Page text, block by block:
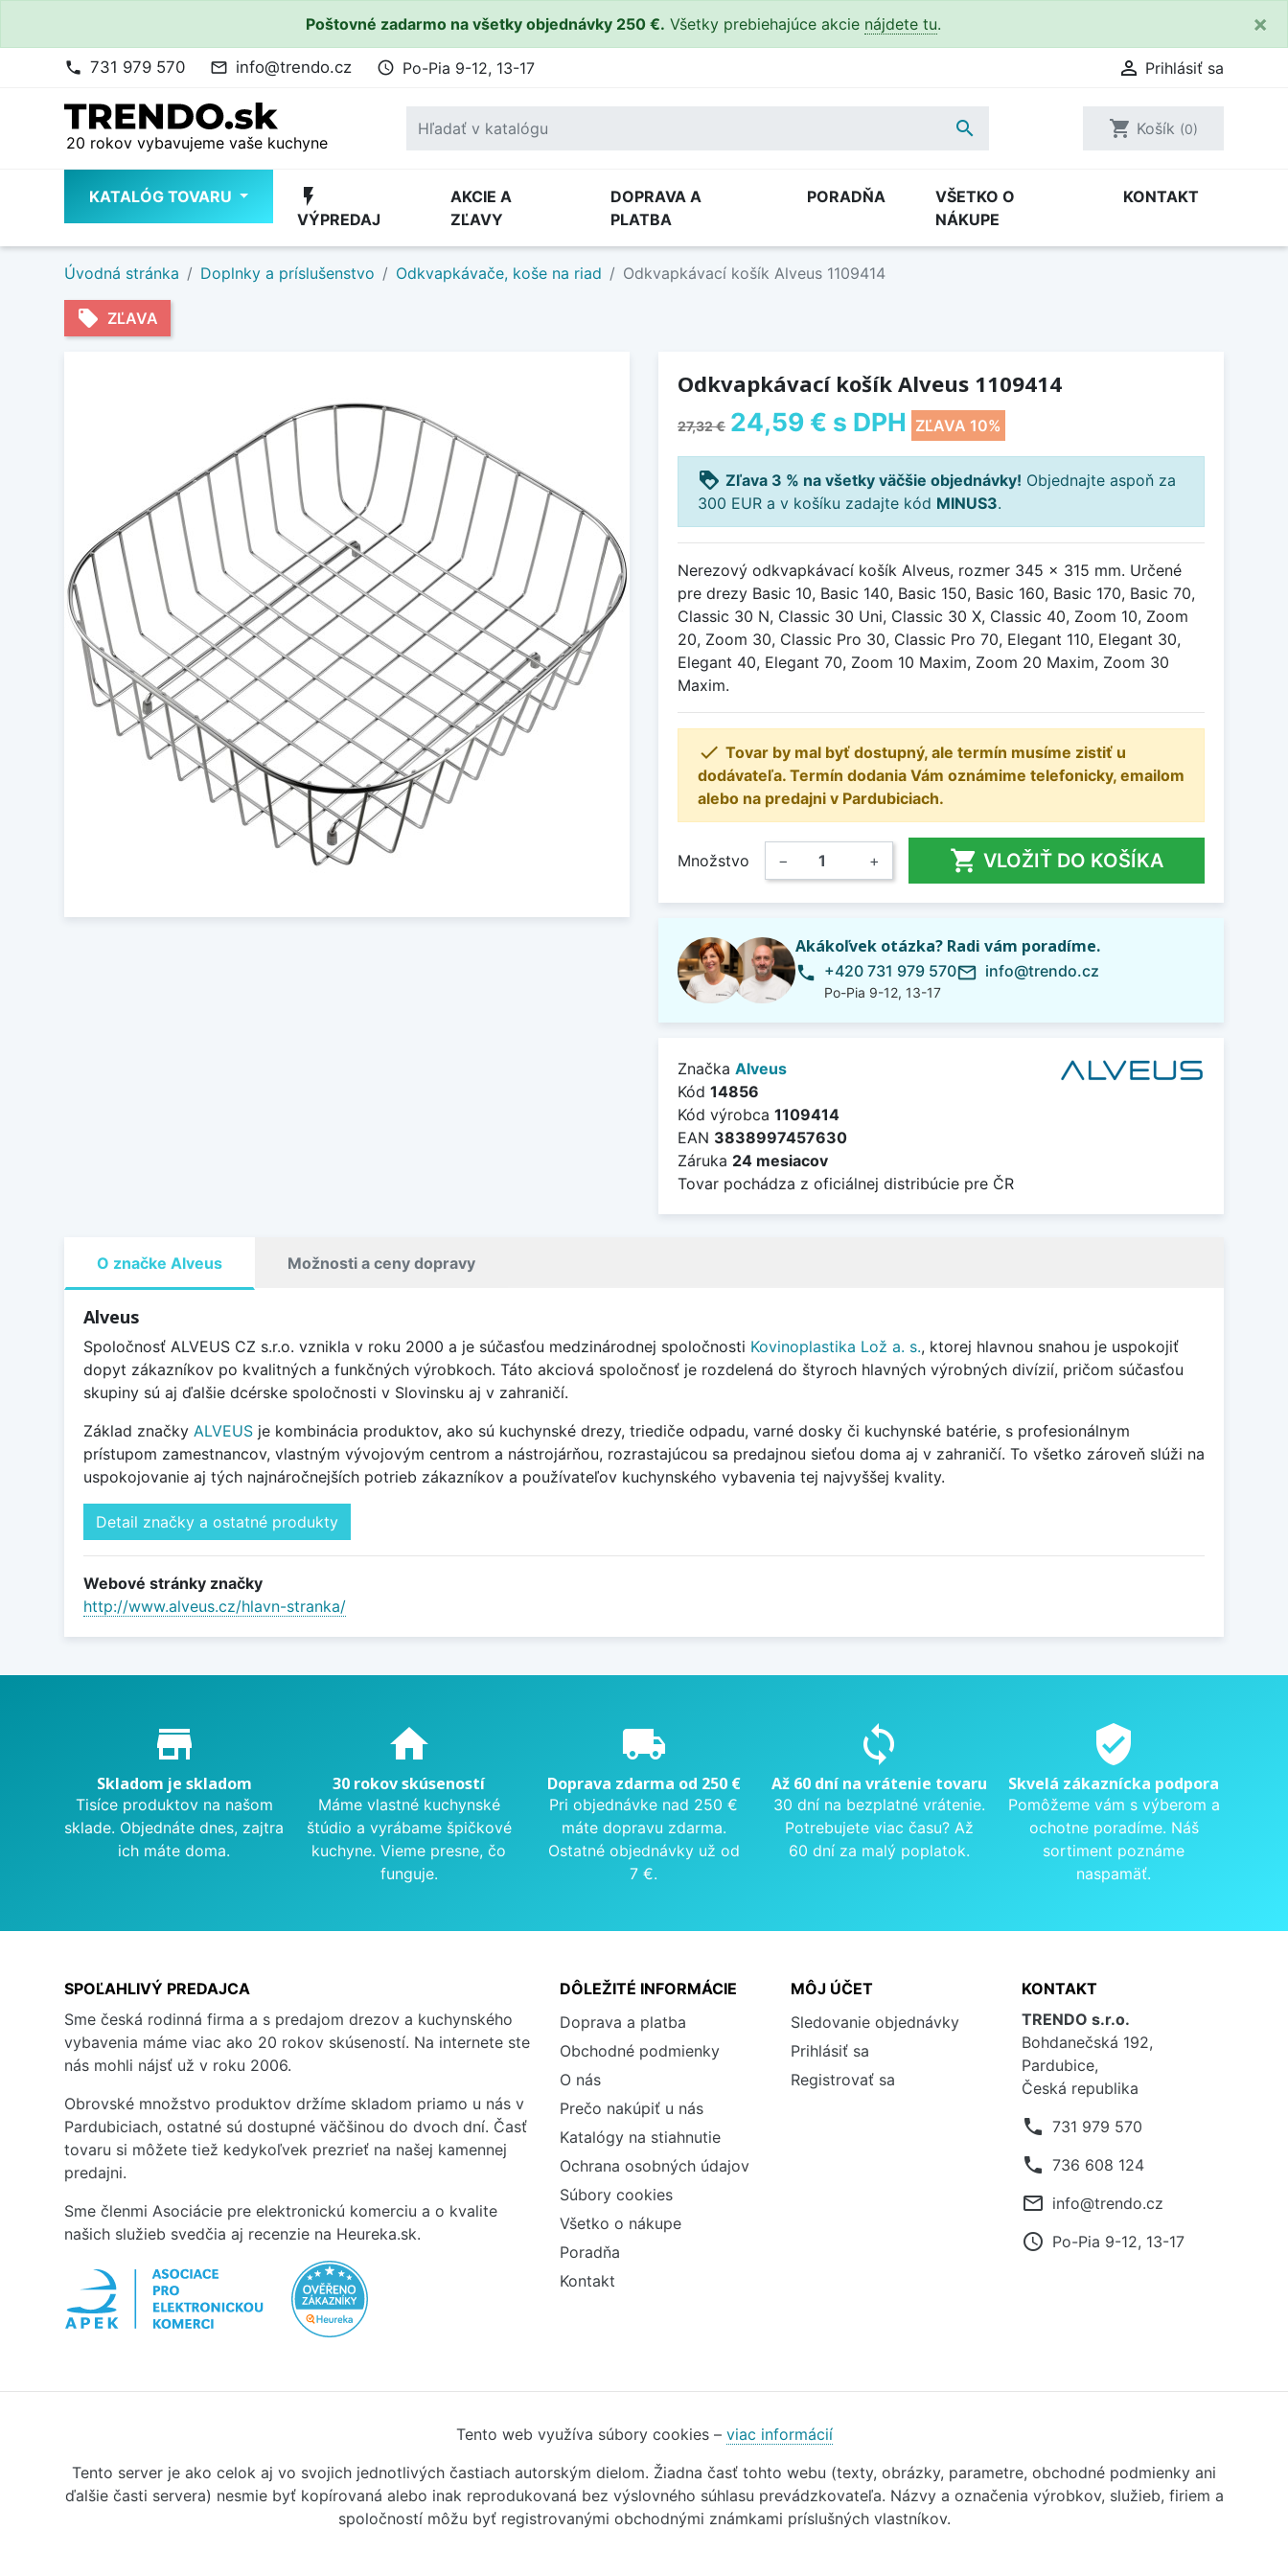
Poštovné zadarmo na všetky objednávky 250 €. Všetky prebiehajúce akcie nájdete tu. ×
phone 731 979 570 mail_outline info@trendo.cz access_time Po-Pia 9-12, 13-17  Prihlásiť sa
20 rokov vybavujeme vaše kuchyne
 shopping_cart Košík (0)
KATALÓG TOVARU flash_on
VÝPREDAJ
AKCIE A
ZĽAVY
DOPRAVA A
PLATBA
PORADŇA
VŠETKO O
NÁKUPE
KONTAKT
Úvodná stránka Doplnky a príslušenstvo Odkvapkávače, koše na riad Odkvapkávací košík Alveus 1109414
local_offer ZĽAVA
Odkvapkávací košík Alveus 1109414
27,32 € 24,59 € s DPH ZĽAVA 10%
loyalty Zľava 3 % na všetky väčšie objednávky! Objednajte aspoň za
300 EUR a v košíku zadajte kód MINUS3.
Nerezový odkvapkávací košík Alveus, rozmer 345 x 315 mm. Určené
pre drezy Basic 10, Basic 140, Basic 150, Basic 160, Basic 170, Basic 70,
Classic 30 N, Classic 30 Uni, Classic 30 X, Classic 40, Zoom 10, Zoom
20, Zoom 30, Classic Pro 30, Classic Pro 70, Elegant 110, Elegant 30,
Elegant 40, Elegant 70, Zoom 10 Maxim, Zoom 20 Maxim, Zoom 30
Maxim.
 Tovar by mal byť dostupný, ale termín musíme zistiť u
dodávateľa. Termín dodania Vám oznámime telefonicky, emailom
alebo na predajni v Pardubiciach.
Množstvo − +  VLOŽIŤ DO KOŠÍKA
Akákoľvek otázka? Radi vám poradíme.
phone +420 731 979 570
Po-Pia 9-12, 13-17
mail_outline info@trendo.cz
Značka Alveus
Kód 14856
Kód výrobca 1109414
EAN 3838997457630
Záruka 24 mesiacov
Tovar pochádza z oficiálnej distribúcie pre ČR
O značke Alveus Možnosti a ceny dopravy
Alveus
Spoločnosť ALVEUS CZ s.r.o. vznikla v roku 2000 a je súčasťou medzinárodnej spoločnosti Kovinoplastika Lož a. s., ktorej hlavnou snahou je uspokojiť
dopyt zákazníkov po kvalitných a funkčných výrobkoch. Táto akciová spoločnosť je rozdelená do štyroch hlavných výrobných divízií, pričom súčasťou
skupiny sú aj ďalšie dcérske spoločnosti v Slovinsku aj v zahraničí.
Základ značky ALVEUS je kombinácia produktov, ako sú kuchynské drezy, triediče odpadu, varné dosky či kuchynské batérie, s profesionálnym
prístupom zamestnancov, vlastným vývojovým centrom a nástrojárňou, rozrastajúcou sa predajnou sieťou doma aj v zahraničí. To všetko zároveň slúži na
uspokojovanie aj tých najnáročnejších potrieb zákazníkov a používateľov kuchynského vybavenia tej najvyššej kvality.
Detail značky a ostatné produkty
Webové stránky značky
http://www.alveus.cz/hlavn-stranka/
Proč nakupovat u nás?
store_mall_directory
Skladom je skladom
Tisíce produktov na našom
sklade. Objednáte dnes, zajtra
ich máte doma.
home
30 rokov skúseností
Máme vlastné kuchynské
štúdio a vyrábame špičkové
kuchyne. Vieme presne, čo
funguje.
local_shipping
Doprava zdarma od 250 €
Pri objednávke nad 250 €
máte dopravu zdarma.
Ostatné objednávky už od
7 €.
sync
Až 60 dní na vrátenie tovaru
30 dní na bezplatné vrátenie.
Potrebujete viac času? Až
60 dní za malý poplatok.
verified_user
Skvelá zákaznícka podpora
Pomôžeme vám s výberom a
ochotne poradíme. Náš
sortiment poznáme
naspamäť.
SPOĽAHLIVÝ PREDAJCA
Sme česká rodinná firma a s predajom drezov a kuchynského
vybavenia máme viac ako 20 rokov skúseností. Na internete ste
nás mohli nájsť už v roku 2006.
Obrovské množstvo produktov držíme skladom priamo u nás v
Pardubiciach, ostatné sú dostupné väčšinou do dvoch dní. Časť
tovaru si môžete tiež kedykoľvek prezrieť na našej kamennej
predajni.
Sme členmi Asociácie pre elektronickú komerciu a o kvalite
našich služieb svedčia aj recenzie na Heureka.sk.
DÔLEŽITÉ INFORMÁCIE
Doprava a platba
Obchodné podmienky
O nás
Prečo nakúpiť u nás
Katalógy na stiahnutie
Ochrana osobných údajov
Súbory cookies
Všetko o nákupe
Poradňa
Kontakt
MÔJ ÚČET
Sledovanie objednávky
Prihlásiť sa
Registrovať sa
KONTAKT
TRENDO s.r.o.
Bohdanečská 192,
Pardubice,
Česká republika
phone 731 979 570
phone 736 608 124
mail_outline info@trendo.cz
access_time Po-Pia 9-12, 13-17
Tento web využíva súbory cookies – viac informácií
Tento server je ako celok aj vo svojich jednotlivých častiach autorským dielom. Žiadna časť tohto webu (texty, obrázky, parametre, obchodné podmienky ani
ďalšie časti servera) nesmie byť kopírovaná alebo inak reprodukovaná bez výslovného súhlasu prevádzkovateľa. Názvy a označenia výrobkov, služieb, firiem a
spoločností môžu byť registrovanými obchodnými známkami príslušných vlastníkov.